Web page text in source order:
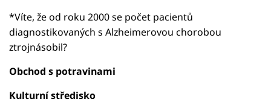
*Víte, že od roku 2000 se počet pacientů
diagnostikovaných s Alzheimerovou chorobou
ztrojnásobil?
Obchod s potravinami
Kulturní středisko